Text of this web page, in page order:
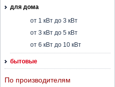
для дома
от 1 кВт до 3 кВт
от 3 кВт до 5 кВт
от 6 кВт до 10 кВт
бытовые
По производителям